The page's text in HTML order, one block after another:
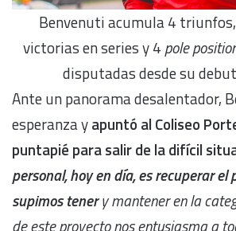
Benvenuti acumula 4
victorias en series y 4 pole
disputadas desde su
Ante un panorama desalentador,
esperanza yapuntó al Coliseo
puntapié para salir de la difícil
personal, hoy en día, es recuperar
supimos tenery mantener en la
de este proyecto nos entusiasma a